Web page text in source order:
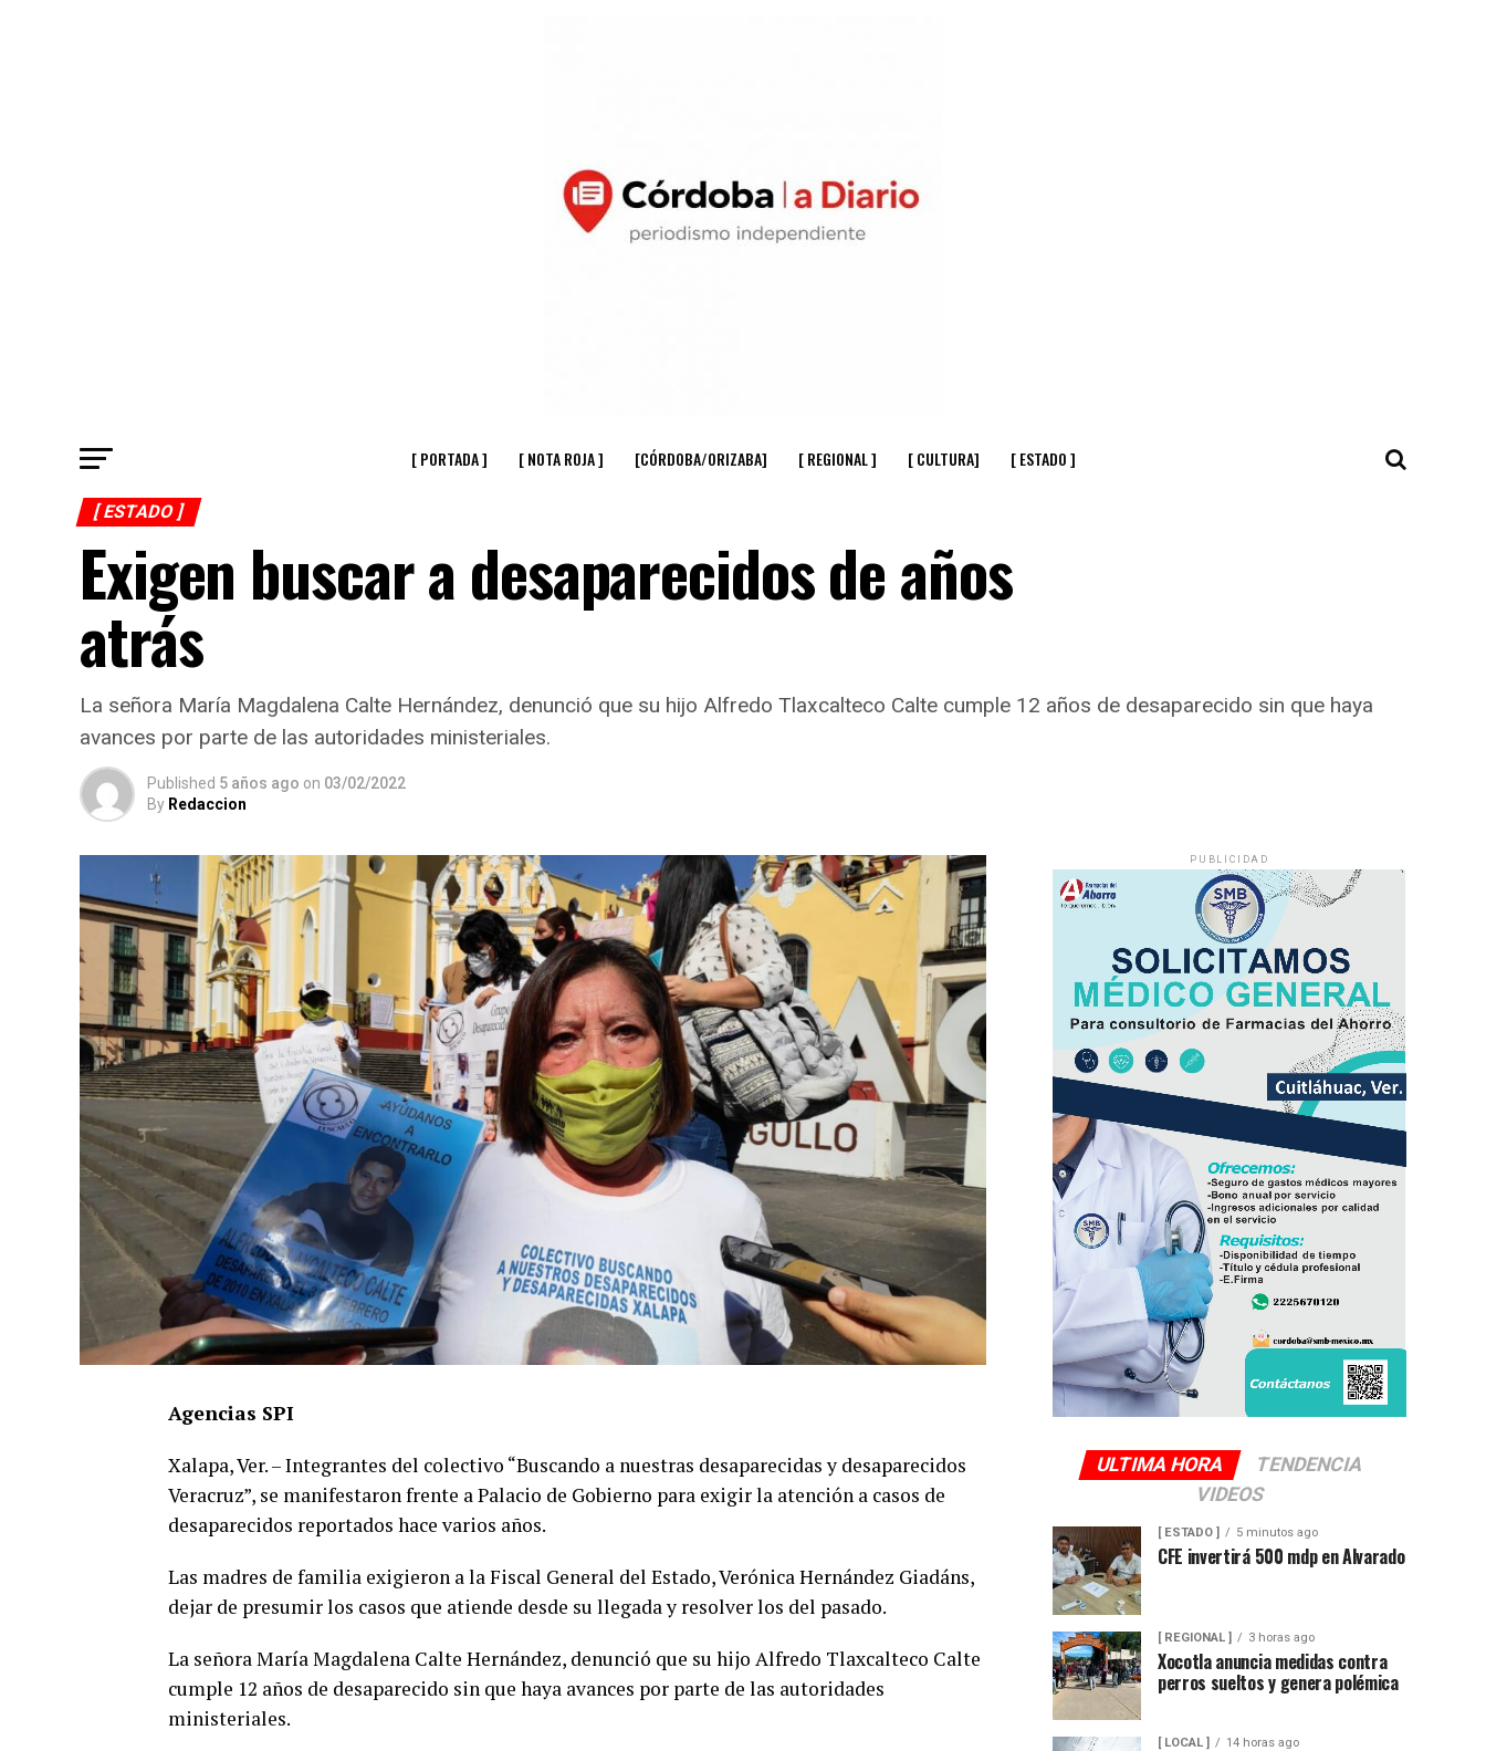
[ PORTADA ] [ NOTA ROJA ] [CÓRDOBA/ORIZABA] [ REGIONAL ] [ CULTURA] [ ESTADO ]
[ ESTADO ]
Exigen buscar a desaparecidos de años
atrás
La señora María Magdalena Calte Hernández, denunció que su hijo Alfredo Tlaxcalteco Calte cumple 12 años de desaparecido sin que haya
avances por parte de las autoridades ministeriales.
Published 5 años ago on 03/02/2022
By Redaccion
Agencias SPI
Xalapa, Ver. – Integrantes del colectivo “Buscando a nuestras desaparecidas y desaparecidos
Veracruz”, se manifestaron frente a Palacio de Gobierno para exigir la atención a casos de
desaparecidos reportados hace varios años.
Las madres de familia exigieron a la Fiscal General del Estado, Verónica Hernández Giadáns,
dejar de presumir los casos que atiende desde su llegada y resolver los del pasado.
La señora María Magdalena Calte Hernández, denunció que su hijo Alfredo Tlaxcalteco Calte
cumple 12 años de desaparecido sin que haya avances por parte de las autoridades
ministeriales.
PUBLICIDAD
ULTIMA HORA
TENDENCIA
VIDEOS
[ ESTADO ] 5 minutos ago
CFE invertirá 500 mdp en Alvarado
[ REGIONAL ] 3 horas ago
Xocotla anuncia medidas contra
perros sueltos y genera polémica
[ LOCAL ] 14 horas ago